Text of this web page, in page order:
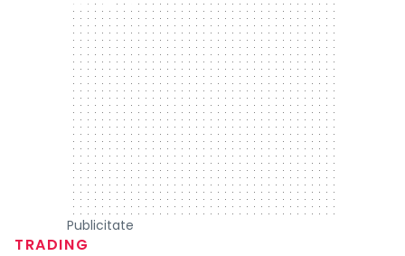
Publicitate
TRADING